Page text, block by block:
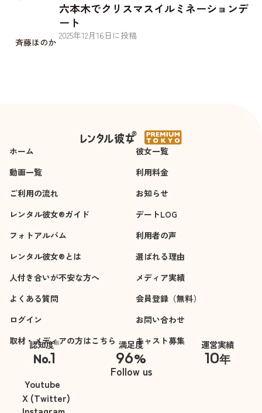
斉藤ほのか
六本木でクリスマスイルミネーションデ
ート
2025年12月 16 日に投稿
ホーム
彼女一覧
動画一覧
利用料金
ご利用の流れ
お知らせ
レンタル彼女®ガイド
デートLOG
フォトアルバム
利用者の声
レンタル彼女®とは
選ばれる理由
人付き合いが不安な方へ
メディア実績
よくある質問
会員登録（無料）
ログイン
お問い合わせ
取材・メディアの方はこちら
キャスト募集
認知度※
No.1
※自社調べ
満足度
96%
運営実績
10年
Follow us
Youtube
X (Twitter)